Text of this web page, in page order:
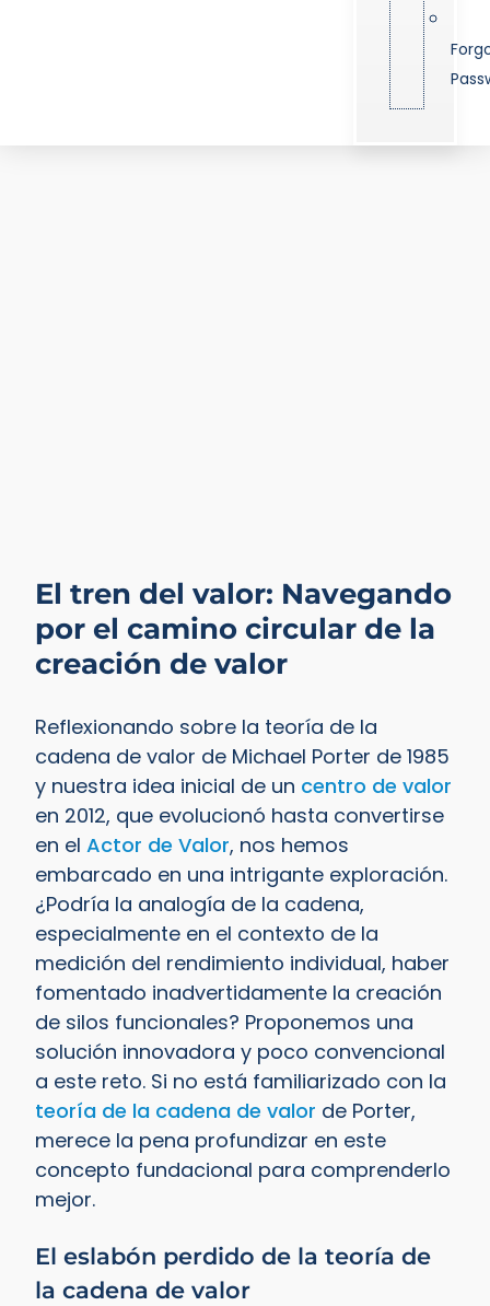
El tren del valor: Navegando
por el camino circular de la
creación de valor
Reflexionando sobre la teoría de la
cadena de valor de Michael Porter de 1985
y nuestra idea inicial de un centro de valor
en 2012, que evolucionó hasta convertirse
en elActor de Valor, nos hemos
embarcado en una intrigante exploración.
¿Podría la analogía de la cadena,
especialmente en el contexto de la
medición del rendimiento individual, haber
fomentado inadvertidamente la creación
de silos funcionales? Proponemos una
solución innovadora y poco convencional
a este reto. Si no está familiarizado con la
teoría de la cadena de valor de Porter,
merece la pena profundizar en este
concepto fundacional para comprenderlo
mejor.
El eslabón perdido de la teoría de
la cadena de valor